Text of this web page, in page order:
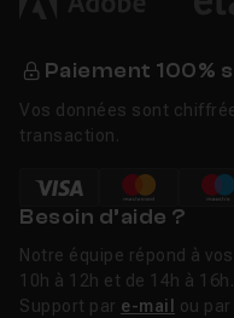
Paiement 100%
Vos données sont
transaction.
Besoin d’aide ?
Notre équipe répond à
10h à 12h et de 14h à 16h.
Support par e-mail ou